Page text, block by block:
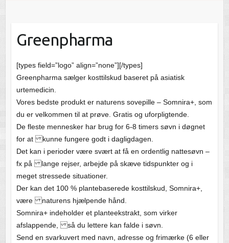
Greenpharma
[types field=”logo” align=”none”][/types]
Greenpharma sælger kosttilskud baseret på asiatisk
urtemedicin.
Vores bedste produkt er naturens sovepille – Somnira+, som
du er velkommen til at prøve. Gratis og uforpligtende.
De fleste mennesker har brug for 6-8 timers søvn i døgnet
for at kunne fungere godt i dagligdagen.
Det kan i perioder være svært at få en ordentlig nattesøvn –
fx på lange rejser, arbejde på skæve tidspunkter og i
meget stressede situationer.
Der kan det 100 % plantebaserede kosttilskud, Somnira+,
være naturens hjælpende hånd.
Somnira+ indeholder et planteekstrakt, som virker
afslappende, så du lettere kan falde i søvn.
Send en svarkuvert med navn, adresse og frimærke (6 eller